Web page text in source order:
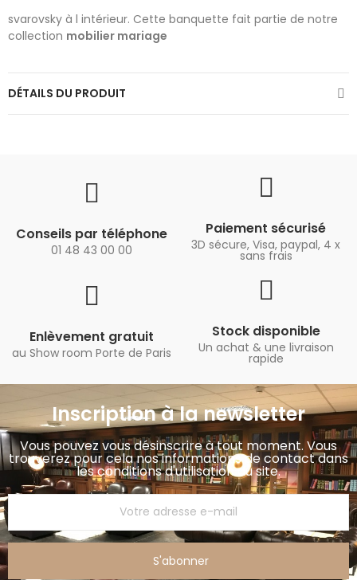
svarovsky à l intérieur. Cette banquette fait partie de notre
collection mobilier mariage
DÉTAILS DU PRODUIT
Conseils par téléphone
01 48 43 00 00
Paiement sécurisé
3D sécure, Visa, paypal, 4 x
sans frais
Enlèvement gratuit
au Show room Porte de Paris
Stock disponible
Un achat & une livraison
rapide
Inscription à la newsletter
Vous pouvez vous désinscrire à tout moment. Vous
trouverez pour cela nos informations de contact dans
les conditions d'utilisation du site.
S'abonner